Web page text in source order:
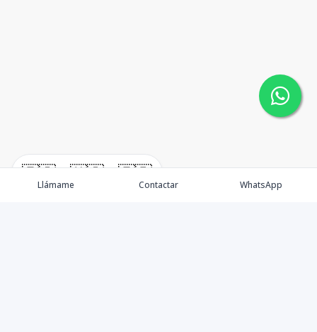
🇪🇸 🇺🇸 🇫🇷
Llámame Contactar WhatsApp